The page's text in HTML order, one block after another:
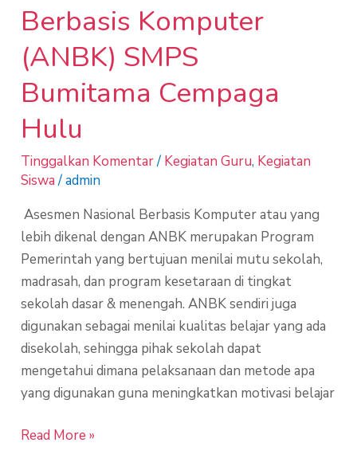
Berbasis Komputer
(ANBK) SMPS
Bumitama Cempaga
Hulu
Tinggalkan Komentar/ Kegiatan Guru, Kegiatan
Siswa/admin
Asesmen Nasional Berbasis Komputer atau yang
lebih dikenal dengan ANBK merupakan Program
Pemerintah yang bertujuan menilai mutu sekolah,
madrasah, dan program kesetaraan di tingkat
sekolah dasar & menengah. ANBK sendiri juga
digunakan sebagai menilai kualitas belajar yang ada
disekolah, sehingga pihak sekolah dapat
mengetahui dimana pelaksanaan dan metode apa
yang digunakan guna meningkatkan motivasi belajar
Read More »